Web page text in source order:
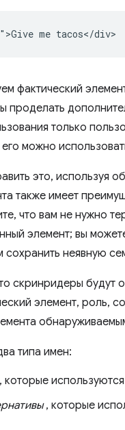
me tacos</div>
фактический
проделать
только
можно
это, используя
также имеет
что вам не нужно
элемент; вы
неявную
скринридеры будут
элемент, роль,
типа имен:
которые
, которые